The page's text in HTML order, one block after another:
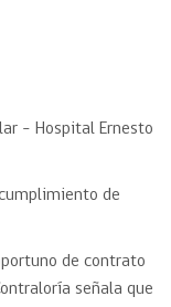
– Hospital Ernesto
de
de contrato
señala que